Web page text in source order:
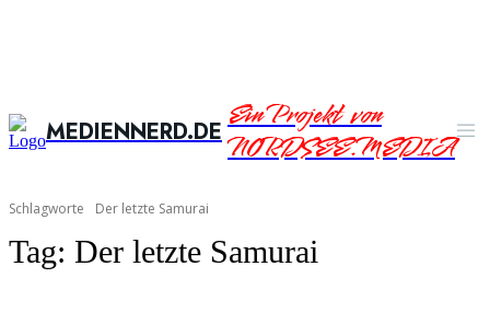
MEDIENNERD.DEEin Projekt von
NORDSEE.MEDIA
Schlagworte Der letzte Samurai
Tag: Der letzte Samurai